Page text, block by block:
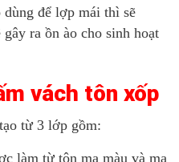
để lợp mái thì sẽ
ra ồn ào cho sinh hoạt
vách tôn xốp
từ 3 lớp gồm:
làm từ tôn mạ màu và mạ